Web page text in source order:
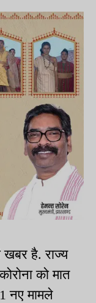
है. राज्य
को मात
नए मामले